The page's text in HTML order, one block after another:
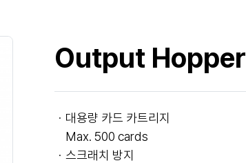
Output Hopper
ㆍ대용량 카드 카트리지
Max. 500 cards
ㆍ스크래치 방지